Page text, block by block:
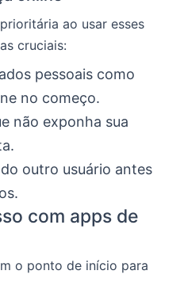
ao usar esses
cruciais:
pessoais como
no começo.
não exponha sua
outro usuário antes
com apps de
o ponto de início para